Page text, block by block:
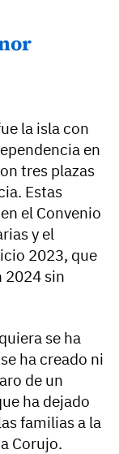
la isla con
en
tres plazas
Estas
el Convenio
y el
2023, que
2024 sin
se ha
ha creado ni
de un
ha dejado
familias a la
Corujo.